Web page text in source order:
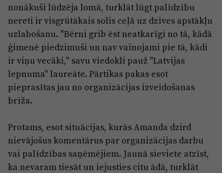
nonākuši lūdzēja lomā, turklāt lūgt palīdzību
nereti ir visgrūtākais solis ceļā uz dzīves apstākļu
uzlabošanu. "Bērni grib ēst neatkarīgi no tā, kādā
ģimenē piedzimuši un nav vainojami pie tā, kādi
ir viņu vecāki," savu viedokli pauž "Latvijas
lepnuma" laureāte. Pārtikas pakas esot
pieprasītas jau no organizācijas izveidošanas
brīža.
Protams, esot situācijas, kurās Amanda dzird
nievājošus komentārus par organizācijas darbu
vai palīdzības saņēmējiem. Jaunā sieviete atzīst,
ka nevaram tiesāt un iejusties citu ādā, turklāt